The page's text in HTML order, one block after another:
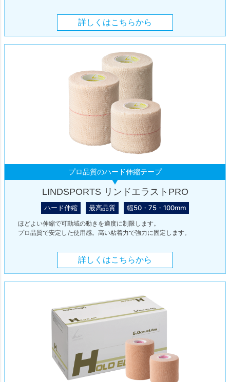
詳しくはこちらから
プロ品質のハード伸縮テープ
LINDSPORTS リンドエラストPRO
ハード伸縮 最高品質 幅50・75・100mm
ほどよい伸縮で可動域の動きを適度に制限します。
プロ品質で安定した使用感。高い粘着力で強力に固定します。
詳しくはこちらから